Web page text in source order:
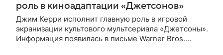
роль в киноадаптации «Джетсонов»
Джим Керри исполнит главную роль в игровой
экранизации культового мультсериала «Джетсоны».
Информация появилась в письме Warner Bros.